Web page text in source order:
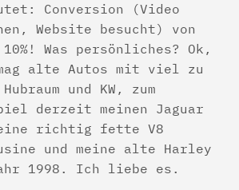
Conversion (Video
Website besucht) von
Was persönliches? Ok,
alte Autos mit viel zu
und KW, zum
derzeit meinen Jaguar
richtig fette V8
und meine alte Harley
1998. Ich liebe es.